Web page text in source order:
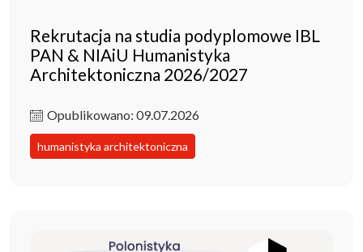
Rekrutacja na studia podyplomowe IBL
PAN & NIAiU Humanistyka
Architektoniczna 2026/2027
Opublikowano: 09.07.2026
humanistyka architektoniczna